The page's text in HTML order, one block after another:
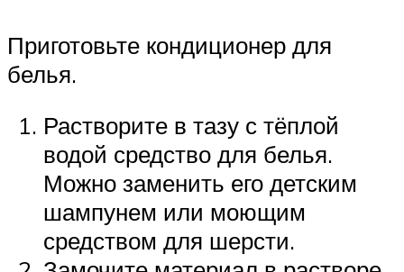
Приготовьте кондиционер для
белья.
Растворите в тазу с тёплой
водой средство для белья.
Можно заменить его детским
шампунем или моющим
средством для шерсти.